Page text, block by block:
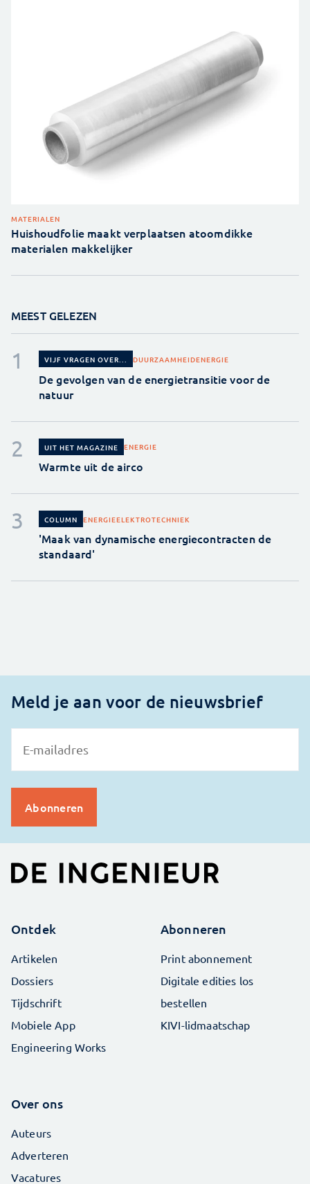
MATERIALEN
Huishoudfolie maakt verplaatsen atoomdikke
materialen makkelijker
MEEST GELEZEN
VIJF VRAGEN OVER... DUURZAAMHEIDENERGIE
De gevolgen van de energietransitie voor de
natuur
UIT HET MAGAZINE ENERGIE
Warmte uit de airco
COLUMN ENERGIEELEKTROTECHNIEK
'Maak van dynamische energiecontracten de
standaard'
Meld je aan voor de nieuwsbrief
Ontdek
Artikelen
Dossiers
Tijdschrift
Mobiele App
Engineering Works
Abonneren
Print abonnement
Digitale edities los
bestellen
KIVI-lidmaatschap
Over ons
Auteurs
Adverteren
Vacatures